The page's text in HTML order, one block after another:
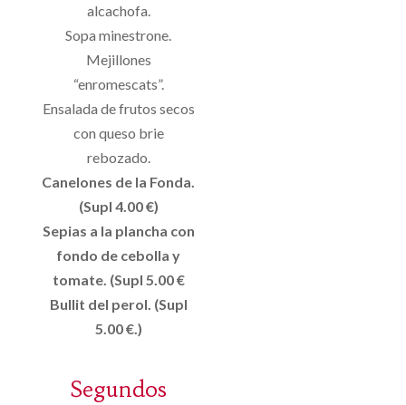
alcachofa.
Sopa minestrone.
Mejillones
“enromescats”.
Ensalada de frutos secos
con queso brie
rebozado.
Canelones de la Fonda.
(Supl 4.00 €)
Sepias a la plancha con
fondo de cebolla y
tomate. (Supl 5.00 €
Bullit del perol. (Supl
5.00 €.)
Segundos